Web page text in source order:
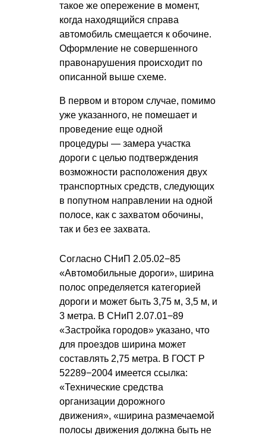
такое же опережение в момент,
когда находящийся справа
автомобиль смещается к обочине.
Оформление не совершенного
правонарушения происходит по
описанной выше схеме.
В первом и втором случае, помимо
уже указанного, не помешает и
проведение еще одной
процедуры — замера участка
дороги с целью подтверждения
возможности расположения двух
транспортных средств, следующих
в попутном направлении на одной
полосе, как с захватом обочины,
так и без ее захвата.
Согласно СНиП 2.05.02−85
«Автомобильные дороги», ширина
полос определяется категорией
дороги и может быть 3,75 м, 3,5 м, и
3 метра. В СНиП 2.07.01−89
«Застройка городов» указано, что
для проездов ширина может
составлять 2,75 метра. В ГОСТ Р
52289−2004 имеется ссылка:
«Технические средства
организации дорожного
движения», «ширина размечаемой
полосы движения должна быть не